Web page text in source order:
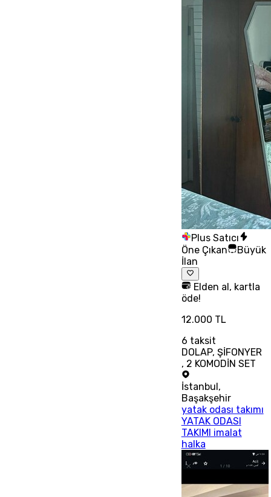
Plus Satıcı
Öne Çıkan
Büyük
İlan
Elden al, kartla
öde!
12.000 TL
6 taksit
DOLAP, ŞİFONYER
, 2 KOMODİN SET
İstanbul ,
Başakşehir
yatak odası takımı
YATAK ODASI
TAKIMI imalat
halka